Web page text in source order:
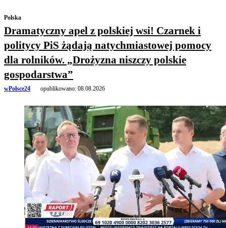
Polska
Dramatyczny apel z polskiej wsi! Czarnek i
politycy PiS żądają natychmiastowej pomocy
dla rolników. „Drożyzna niszczy polskie
gospodarstwa”
wPolsce24 opublikowano: 08.08.2026